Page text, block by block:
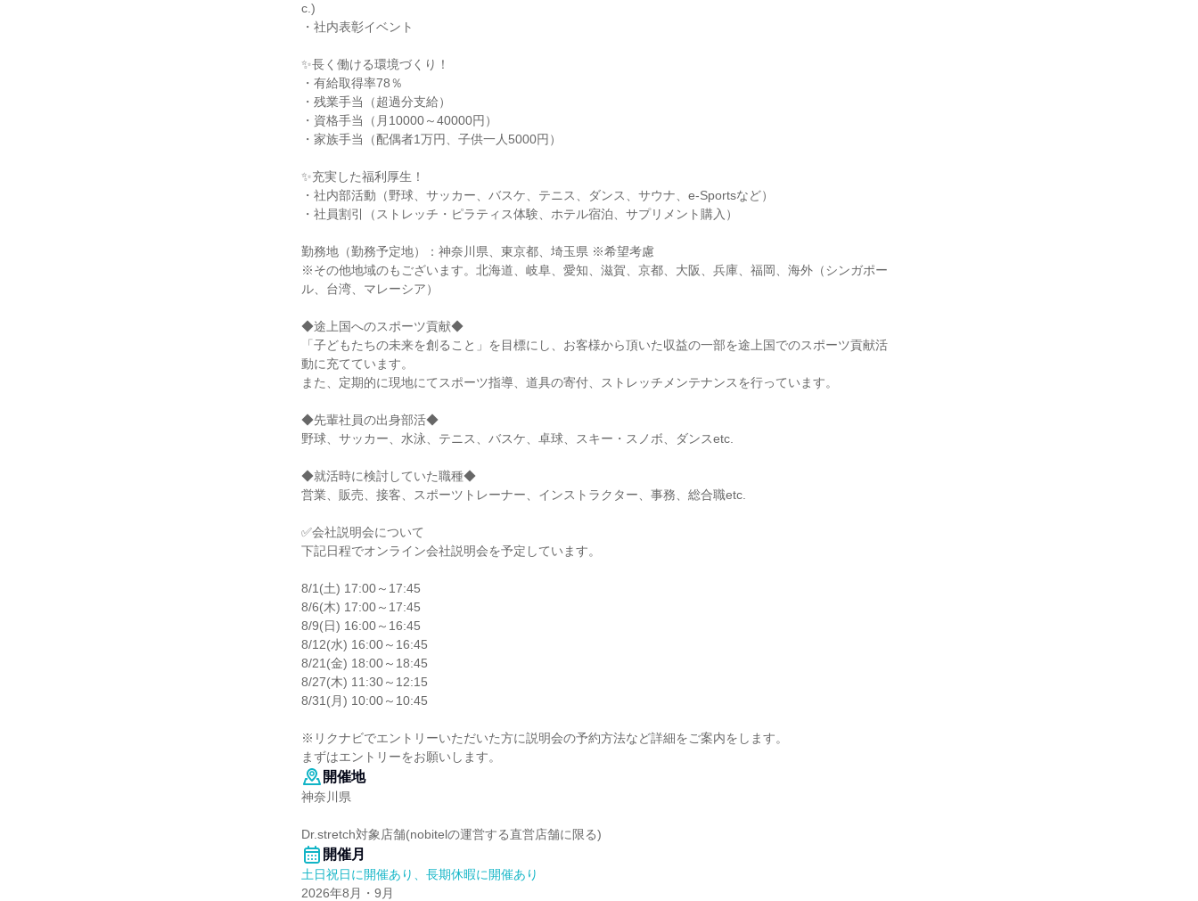
c.)
・社内表彰イベント
✨長く働ける環境づくり！
・有給取得率78％
・残業手当（超過分支給）
・資格手当（月10000～40000円）
・家族手当（配偶者1万円、子供一人5000円）
✨充実した福利厚生！
・社内部活動（野球、サッカー、バスケ、テニス、ダンス、サウナ、e-Sportsなど）
・社員割引（ストレッチ・ピラティス体験、ホテル宿泊、サプリメント購入）
勤務地（勤務予定地）：神奈川県、東京都、埼玉県 ※希望考慮
※その他地域のもございます。北海道、岐阜、愛知、滋賀、京都、大阪、兵庫、福岡、海外（シンガポー
ル、台湾、マレーシア）
◆途上国へのスポーツ貢献◆
「子どもたちの未来を創ること」を目標にし、お客様から頂いた収益の一部を途上国でのスポーツ貢献活
動に充てています。
また、定期的に現地にてスポーツ指導、道具の寄付、ストレッチメンテナンスを行っています。
◆先輩社員の出身部活◆
野球、サッカー、水泳、テニス、バスケ、卓球、スキー・スノボ、ダンスetc.
◆就活時に検討していた職種◆
営業、販売、接客、スポーツトレーナー、インストラクター、事務、総合職etc.
✅会社説明会について
下記日程でオンライン会社説明会を予定しています。
8/1(土) 17:00～17:45
8/6(木) 17:00～17:45
8/9(日) 16:00～16:45
8/12(水) 16:00～16:45
8/21(金) 18:00～18:45
8/27(木) 11:30～12:15
8/31(月) 10:00～10:45
※リクナビでエントリーいただいた方に説明会の予約方法など詳細をご案内をします。
まずはエントリーをお願いします。
開催地
神奈川県
Dr.stretch対象店舗(nobitelの運営する直営店舗に限る)
開催月
土日祝日に開催あり、長期休暇に開催あり
2026年8月・9月